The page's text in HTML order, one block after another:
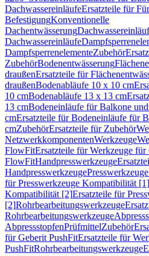
DachwassereinläufeErsatzteile für
BefestigungKonventionelle
Dachentwässerung
Dachwassereinläufe
DampfsperrenelementeZubehör
ZubehörBodenentwässerung
draußenErsatzteile für
draußenBodenabläufe 10 x 10 cm
10 cmBodenabläufe 13 x 13 cm
13 cmBodeneinläufe für Balkone
cmErsatzteile für Bodeneinläufe für
cmZubehörErsatzteile für Zubehör
NetzwerkkomponentenWerkzeuge
FlowFitErsatzteile für Werkzeuge für
FlowFitHandpresswerkzeuge
Handpresswerkzeuge
für Presswerkzeuge Kompatibilität [1]
Kompatibilität [2]Ersatzteile für
[2]Rohrbearbeitungswerkzeuge
Rohrbearbeitungswerkzeuge
AbpressstopfenPrüfmittelZubehör
für Geberit PushFitErsatzteile für
PushFitRohrbearbeitungswerkzeuge